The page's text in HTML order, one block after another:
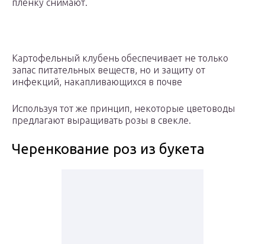
пленку снимают.
Картофельный клубень обеспечивает не только
запас питательных веществ, но и защиту от
инфекций, накапливающихся в почве
Используя тот же принцип, некоторые цветоводы
предлагают выращивать розы в свекле.
Черенкование роз из букета